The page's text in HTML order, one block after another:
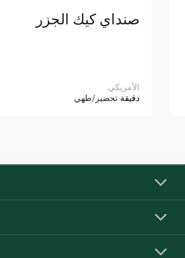
صنداي كيك الجزر
الأمريكي
دقيقة تحضير/طهي